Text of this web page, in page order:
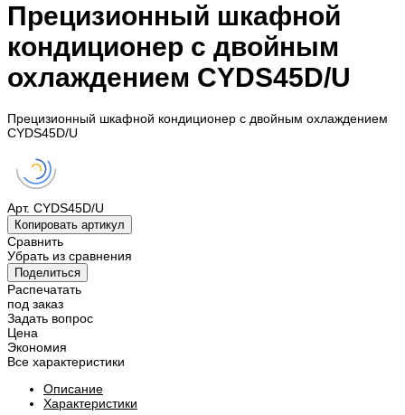
Прецизионный шкафной
кондиционер с двойным
охлаждением CYDS45D/U
Прецизионный шкафной кондиционер с двойным охлаждением
CYDS45D/U
Арт. CYDS45D/U
Копировать артикул
Сравнить
Убрать из сравнения
Поделиться
Распечатать
под заказ
Задать вопрос
Цена
Экономия
Все характеристики
Описание
Характеристики